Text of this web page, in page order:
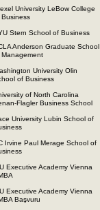
University LeBow College
Stern School of Business
Anderson Graduate School
University Olin
of Business
of North Carolina
Flagler Business School
University Lubin School of
Irvine Paul Merage School of
Executive Academy Vienna
Executive Academy Vienna
Başvuru